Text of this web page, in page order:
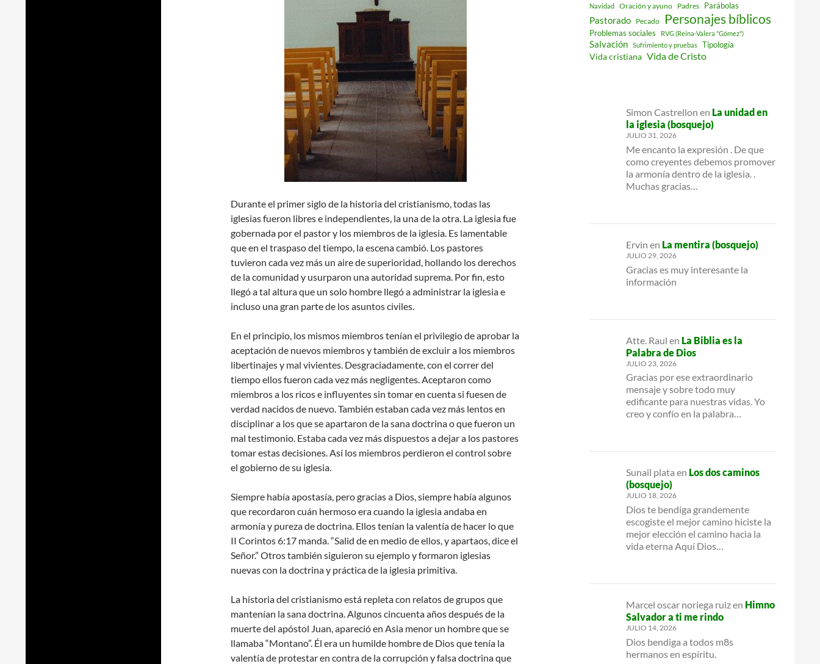
Durante el primer siglo de la historia del cristianismo, todas las
iglesias fueron libres e independientes, la una de la otra. La iglesia fue
gobernada por el pastor y los miembros de la iglesia. Es lamentable
que en el traspaso del tiempo, la escena cambió. Los pastores
tuvieron cada vez más un aire de superioridad, hollando los derechos
de la comunidad y usurparon una autoridad suprema. Por fin, esto
llegó a tal altura que un solo hombre llegó a administrar la iglesia e
incluso una gran parte de los asuntos civiles.
En el principio, los mismos miembros tenían el privilegio de aprobar la
aceptación de nuevos miembros y también de excluir a los miembros
libertinajes y mal vivientes. Desgraciadamente, con el correr del
tiempo ellos fueron cada vez más negligentes. Aceptaron como
miembros a los ricos e influyentes sin tomar en cuenta si fuesen de
verdad nacidos de nuevo. También estaban cada vez más lentos en
disciplinar a los que se apartaron de la sana doctrina o que fueron un
mal testimonio. Estaba cada vez más dispuestos a dejar a los pastores
tomar estas decisiones. Así los miembros perdieron el control sobre
el gobierno de su iglesia.
Siempre había apostasía, pero gracias a Dios, siempre había algunos
que recordaron cuán hermoso era cuando la iglesia andaba en
armonía y pureza de doctrina. Ellos tenían la valentía de hacer lo que
II Corintos 6:17 manda. “Salid de en medio de ellos, y apartaos, dice el
Señor.” Otros también siguieron su ejemplo y formaron iglesias
nuevas con la doctrina y práctica de la iglesia primitiva.
La historia del cristianismo está repleta con relatos de grupos que
mantenían la sana doctrina. Algunos cincuenta años después de la
muerte del apóstol Juan, apareció en Asia menor un hombre que se
llamaba “Montano”. Él era un humilde hombre de Dios que tenía la
valentía de protestar en contra de la corrupción y falsa doctrina que
Navidad Oración y ayuno Padres Parábolas
Pastorado Pecado Personajes bíblicos
Problemas sociales RVG (Reina-Valera "Gómez")
Salvación Sufrimiento y pruebas Tipología
Vida cristiana Vida de Cristo
Simon Castrellon en La unidad en
la iglesia (bosquejo)
JULIO 31, 2026
Me encanto la expresión . De que
como creyentes debemos promover
la armonía dentro de la iglesia. .
Muchas gracias…
Ervin en La mentira (bosquejo)
JULIO 29, 2026
Gracias es muy interesante la
información
Atte. Raul en La Biblia es la
Palabra de Dios
JULIO 23, 2026
Gracias por ese extraordinario
mensaje y sobre todo muy
edificante para nuestras vidas. Yo
creo y confío en la palabra…
Sunail plata en Los dos caminos
(bosquejo)
JULIO 18, 2026
Dios te bendiga grandemente
escogiste el mejor camino hiciste la
mejor elección el camino hacia la
vida eterna Aquí Dios…
Marcel oscar noriega ruizen Himno
Salvador a ti me rindo
JULIO 14, 2026
Dios bendiga a todos m8s
hermanos en espíritu.